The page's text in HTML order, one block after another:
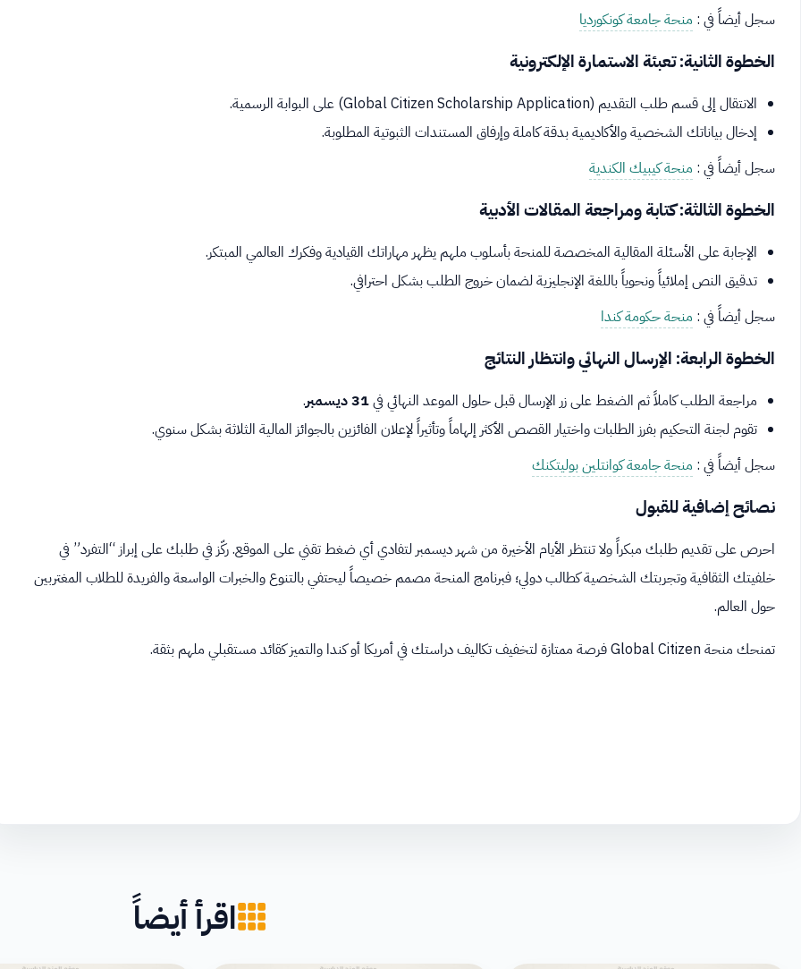
سجل أيضاً في : منحة جامعة كونكورديا
الخطوة الثانية: تعبئة الاستمارة الإلكترونية
الانتقال إلى قسم طلب التقديم (Global Citizen Scholarship Application) على البوابة الرسمية.
إدخال بياناتك الشخصية والأكاديمية بدقة كاملة وإرفاق المستندات الثبوتية المطلوبة.
سجل أيضاً في : منحة كيبيك الكندية
الخطوة الثالثة: كتابة ومراجعة المقالات الأدبية
الإجابة على الأسئلة المقالية المخصصة للمنحة بأسلوب ملهم يظهر مهاراتك القيادية وفكرك العالمي المبتكر.
تدقيق النص إملائياً ونحوياً باللغة الإنجليزية لضمان خروج الطلب بشكل احترافي.
سجل أيضاً في : منحة حكومة كندا
الخطوة الرابعة: الإرسال النهائي وانتظار النتائج
مراجعة الطلب كاملاً ثم الضغط على زر الإرسال قبل حلول الموعد النهائي في31 ديسمبر
.
تقوم لجنة التحكيم بفرز الطلبات واختيار القصص الأكثر إلهاماً وتأثيراً لإعلان الفائزين بالجوائز المالية الثلاثة بشكل سنوي.
سجل أيضاً في : منحة جامعة كوانتلين بوليتكنك
نصائح إضافية للقبول
احرص على تقديم طلبك مبكراً ولا تنتظر الأيام الأخيرة من شهر ديسمبر لتفادي أي ضغط تقني على الموقع. ركّز في طلبك على إبراز “التفرد” في
خلفيتك الثقافية وتجربتك الشخصية كطالب دولي؛ فبرنامج المنحة مصمم خصيصاً ليحتفي بالتنوع والخبرات الواسعة والفريدة للطلاب المغتربين
حول العالم.
تمنحك منحة Global Citizen فرصة ممتازة لتخفيف تكاليف دراستك في أمريكا أو كندا والتميز كقائد مستقبلي ملهم بثقة.
اقرأ أيضاً